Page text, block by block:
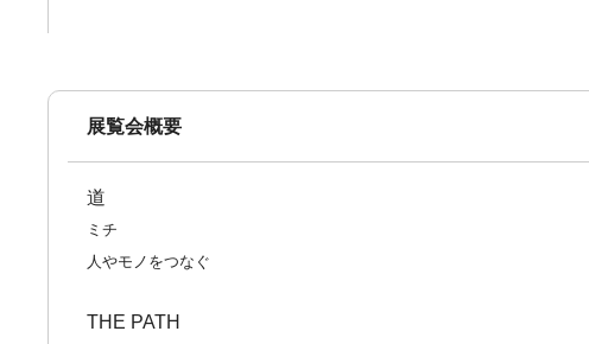
展覧会概要
道
ミチ
人やモノをつなぐ
THE PATH